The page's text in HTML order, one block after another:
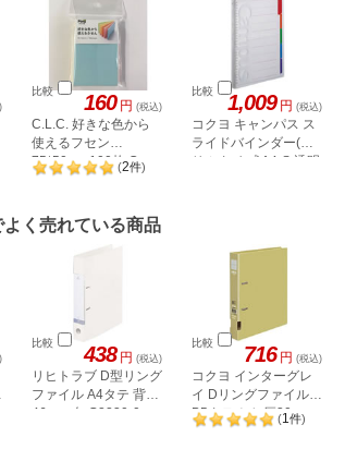
比較 160 円 (税込)
C.L.C. 好きな色から
使えるフセン
75*50mm100枚 C-
SFU-02
(2件)
比較 1,009 円 (税込)
コクヨ キャンパス ス
ライドバインダー(ス
リムタイプ)A4-S 透明
よく売れている商品
比較 438 円 (税込)
リヒトラブ D型リング
ファイル A4タテ 背幅
46mm 白 G2230-0
比較 716 円 (税込)
コクヨ インターグレ
イ Dリングファイル
B5タテ とじ厚30mm
黄
(1件)